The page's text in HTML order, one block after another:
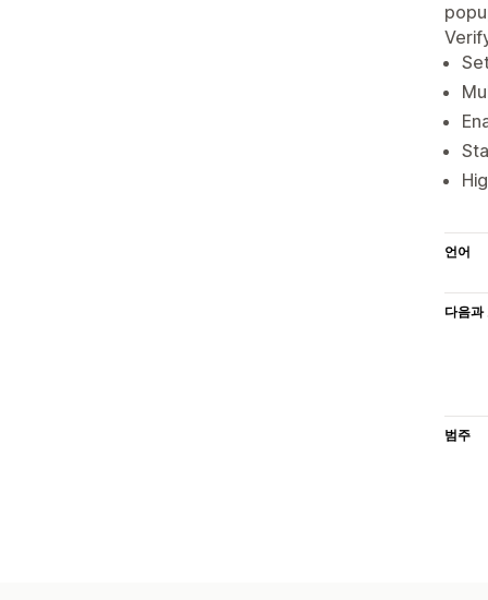
언어
다음과
범주